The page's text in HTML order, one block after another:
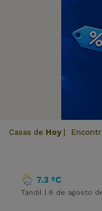
Casas de Hoy
7.3 ºC
Tandil | 6 de agosto